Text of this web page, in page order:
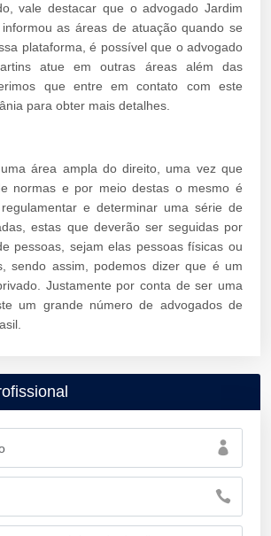
vale destacar que o advogado Jardim
as áreas de atuação quando se
plataforma, é possível que o advogado
atue em outras áreas além das
que entre em contato com este
para obter mais detalhes.
área ampla do direito, uma vez que
normas e por meio destas o mesmo é
e determinar uma série de
estas que deverão ser seguidas por
pessoas, sejam elas pessoas físicas ou
sendo assim, podemos dizer que é um
Justamente por conta de ser uma
um grande número de advogados de